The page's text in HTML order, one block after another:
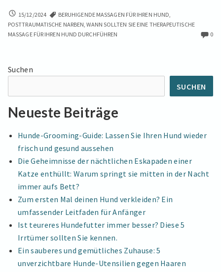
für
und
beruhigende
Hund
GRUNDLAGEN
DER
PHYSIOTHERAPIE
ENTSPANNUNGSTECHNIKEN
FÜR
HUND
15/12/2024 BERUHIGENDE MASSAGEN FÜR IHREN HUND,
POSTTRAUMATISCHE NARBEN,WANN SOLLTEN SIE EINE THERAPEUTISCHE
MASSAGE FÜR IHREN HUND DURCHFÜHREN
0
Suchen
SUCHEN
Neueste Beiträge
Hunde-Grooming-Guide: Lassen Sie Ihren Hund wieder
frisch und gesund aussehen
Die Geheimnisse der nächtlichen Eskapaden einer
Katze enthüllt: Warum springt sie mitten in der Nacht
immer aufs Bett?
Zum ersten Mal deinen Hund verkleiden? Ein
umfassender Leitfaden für Anfänger
Ist teureres Hundefutter immer besser? Diese 5
Irrtümer sollten Sie kennen.
Ein sauberes und gemütliches Zuhause: 5
unverzichtbare Hunde-Utensilien gegen Haaren